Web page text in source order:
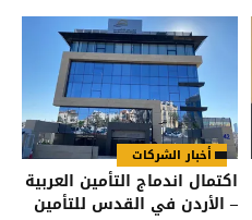
أخبار الشركات
اكتمال اندماج التأمين العربية
– الأردن في القدس للتأمين